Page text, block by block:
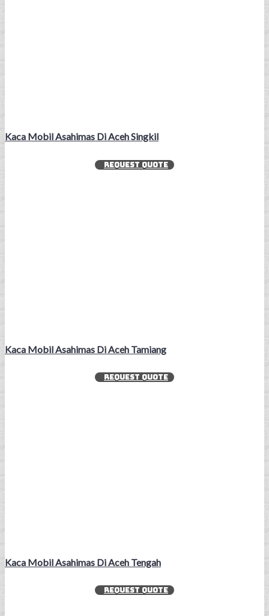
Kaca Mobil Asahimas Di Aceh Singkil
REQUEST QUOTE
Kaca Mobil Asahimas Di Aceh Tamiang
REQUEST QUOTE
Kaca Mobil Asahimas Di Aceh Tengah
REQUEST QUOTE